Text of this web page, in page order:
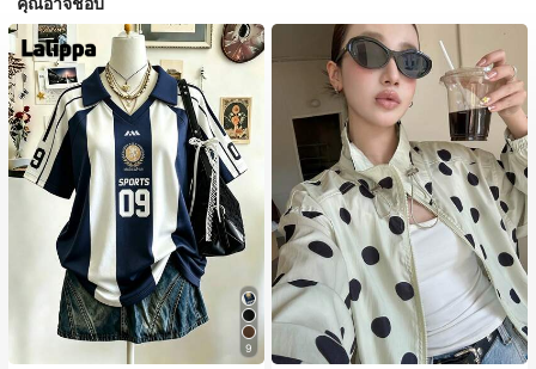
9
#1 ขายดี ใน กระเป๋า เสื้อคลุมลำลอง
ลูกค้ากลับมาซื้อซ้ำ!